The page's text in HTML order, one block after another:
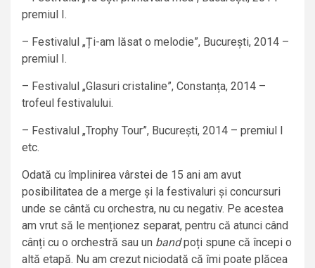
premiul I.
– Festivalul „Ți-am lăsat o melodie”, București, 2014 –
premiul I.
– Festivalul „Glasuri cristaline”, Constanța, 2014 –
trofeul festivalului.
– Festivalul „Trophy Tour”, București, 2014 – premiul I
etc.
Odată cu împlinirea vârstei de 15 ani am avut
posibilitatea de a merge și la festivaluri și concursuri
unde se cântă cu orchestra, nu cu negativ. Pe acestea
am vrut să le menționez separat, pentru că atunci când
cânți cu o orchestră sau un bandpoți spune că începi o
altă etapă. Nu am crezut niciodată că îmi poate plăcea